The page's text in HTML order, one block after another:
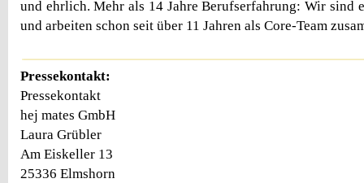
und ehrlich. Mehr als 14 Jahre Berufserfahrung: Wir sind
und arbeiten schon seit über 11 Jahren als Core-Team
Pressekontakt:
Pressekontakt
hej mates GmbH
Laura Grübler
Am Eiskeller 13
25336 Elmshorn